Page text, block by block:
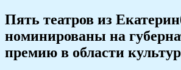
​Пять театров из
номинированы на
премию в области